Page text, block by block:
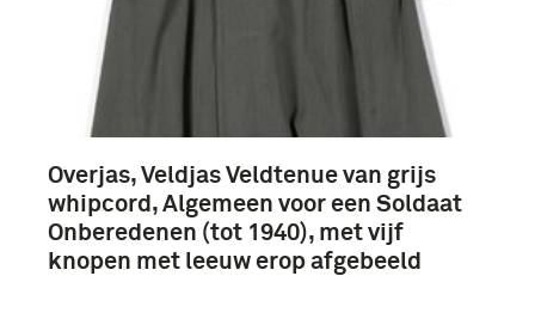
Overjas, Veldjas Veldtenue van grijs
whipcord, Algemeen voor een Soldaat
Onberedenen (tot 1940), met vijf
knopen met leeuw erop afgebeeld